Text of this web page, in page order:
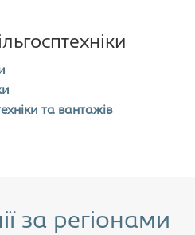
та вантажів
за регіонами